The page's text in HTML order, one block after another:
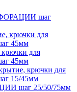
шаг
крючки для
45мм
для
45мм
крючки для
15/45мм
шаг 25/50/75мм